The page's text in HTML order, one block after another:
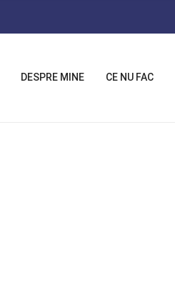
DESPRE MINE CE NU FAC